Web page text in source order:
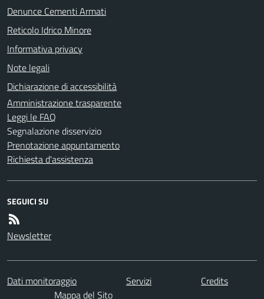
Denunce Cementi Armati
Reticolo Idrico Minore
Informativa privacy
Note legali
Dichiarazione di accessibilità
Amministrazione trasparente
Leggi le FAQ
Segnalazione disservizio
Prenotazione appuntamento
Richiesta d'assistenza
SEGUICI SU
Newsletter
Dati monitoraggio Servizi
Credits
Mappa del Sito